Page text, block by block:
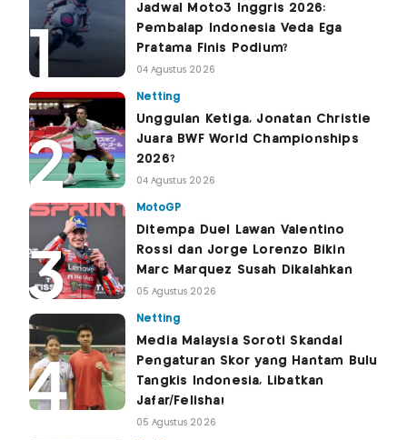
Jadwal Moto3 Inggris 2026:
Pembalap Indonesia Veda Ega
Pratama Finis Podium?
04 Agustus 2026
Netting
Unggulan Ketiga, Jonatan Christie
Juara BWF World Championships
2026?
04 Agustus 2026
MotoGP
Ditempa Duel Lawan Valentino
Rossi dan Jorge Lorenzo Bikin
Marc Marquez Susah Dikalahkan
05 Agustus 2026
Netting
Media Malaysia Soroti Skandal
Pengaturan Skor yang Hantam Bulu
Tangkis Indonesia, Libatkan
Jafar/Felisha!
05 Agustus 2026